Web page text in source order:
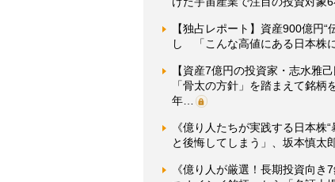
【独占レポート】資産900億円
し 「こんな高値にある日本株
【資産7億円の投資家・志水雅
「骨太の方針」を踏まえて銘
年…
《億り人たちが実践する日本株
と後悔してしまう」、坂本慎太
《億り人が厳選！長期投資向